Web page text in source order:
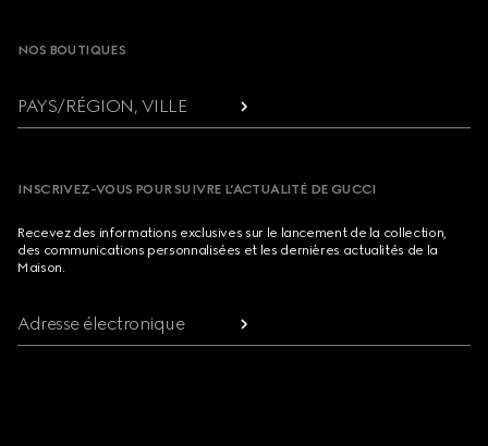
NOS BOUTIQUES
PAYS/RÉGION, VILLE
INSCRIVEZ-VOUS POUR SUIVRE L’ACTUALITÉ DE GUCCI
Recevez des informations exclusives sur le lancement de la collection,
des communications personnalisées et les dernières actualités de la
Maison.
Adresse électronique